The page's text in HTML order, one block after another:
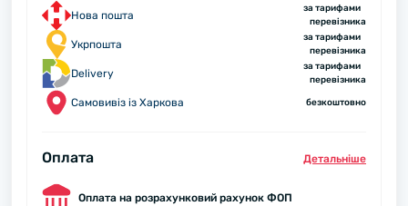
Нова пошта
за тарифами
перевізника
Укрпошта
за тарифами
перевізника
Delivery
за тарифами
перевізника
Самовивіз із Харкова безкоштовно
Оплата Детальнiше
Оплата на розрахунковий рахунок ФОП